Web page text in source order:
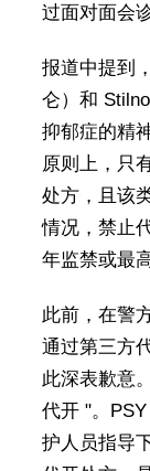
过面对面会
报道中提到
仑）和
抑郁症的精
原则上，只
处方，且该
情况，禁止
年监禁或最
此前，在警
通过第三方
此深表歉意
代开 "。
护人员指导